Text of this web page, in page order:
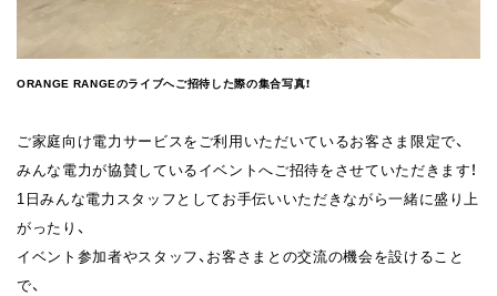
ORANGE RANGEのライブへご招待した際の集合写真！
ご家庭向け電力サービスをご利用いただいているお客さま限定で、
みんな電力が協賛しているイベントへご招待をさせていただきます！
1日みんな電力スタッフとしてお手伝いいただきながら一緒に盛り上
がったり、
イベント参加者やスタッフ、お客さまとの交流の機会を設けること
で、